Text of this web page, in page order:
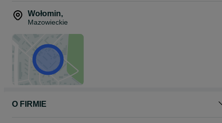
Wołomin,
Mazowieckie
O FIRMIE